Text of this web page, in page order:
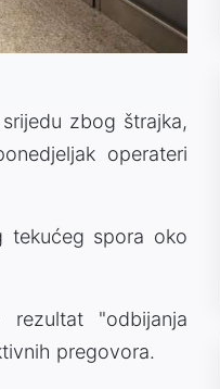
zbog štrajka,
operateri
tekućeg spora oko
"odbijanja
pregovora.